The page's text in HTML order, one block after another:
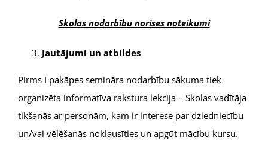
Skolas nodarbību norises noteikumi
Jautājumi un atbildes
Pirms I pakāpes semināra nodarbību sākuma tiek
organizēta informatīva rakstura lekcija – Skolas vadītāja
tikšanās ar personām, kam ir interese par dziedniecību
un/vai vēlēšanās noklausīties un apgūt mācību kursu.